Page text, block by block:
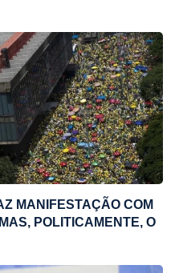
MANIFESTAÇÃO COM
POLITICAMENTE, O